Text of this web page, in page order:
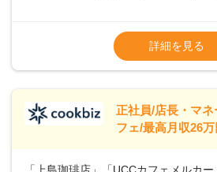
一切無用♪一つひとつをしっかり伝え
ないペースで覚えていきましょう！さ
ます・東日本エリア：
※経験・スキルを考慮
※別途、残業代および
※試用期間なし
■店長職： ・西日本／
詳細を見る
正社員/店長・マ
フェ/最高月収26万